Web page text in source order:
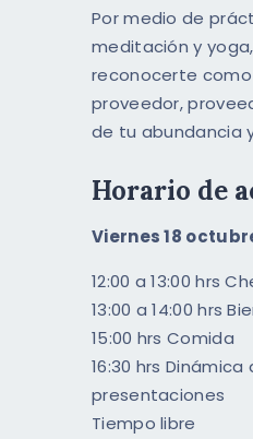
Por medio de
meditación y
reconocerte como
proveedor,
de tu abundancia
Horario de
Viernes 18
12:00 a 13:00 hrs
13:00 a 14:00 hrs
15:00 hrs Comida
16:30 hrs Dinámica
presentaciones
Tiempo libre